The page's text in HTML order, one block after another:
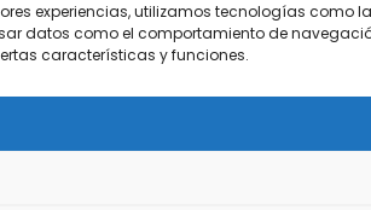
experiencias, utilizamos tecnologías
datos como el comportamiento de
características y funciones.